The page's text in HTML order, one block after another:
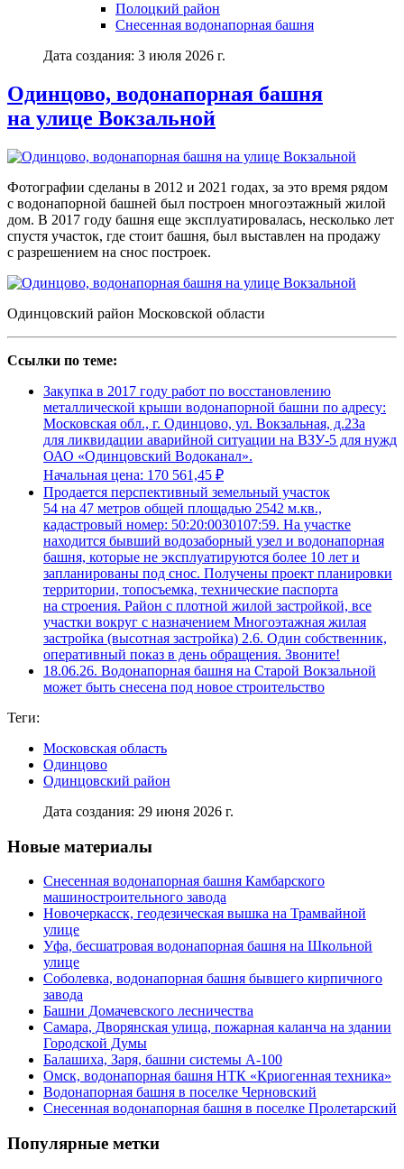
Полоцкий район
Снесенная водонапорная башня
Дата создания: 3 июля 2026 г.
Одинцово, водонапорная башня
на улице Вокзальной
Фотографии сделаны в 2012 и 2021 годах, за это время рядом
с водонапорной башней был построен многоэтажный жилой
дом. В 2017 году башня еще эксплуатировалась, несколько лет
спустя участок, где стоит башня, был выставлен на продажу
с разрешением на снос построек.
Одинцовский район Московской области
Ссылки по теме:
Закупка в 2017 году работ по восстановлению
металлической крыши водонапорной башни по адресу:
Московская обл., г. Одинцово, ул. Вокзальная, д.23а
для ликвидации аварийной ситуации на ВЗУ-5 для нужд
ОАО «Одинцовский Водоканал».
Начальная цена: 170 561,45 ₽
Продается перспективный земельный участок
54 нa 47 метров общей площадью 2542 м.кв.,
кадастровый номер: 50:20:0030107:59. На участке
находится бывший водозаборный узел и водонапорная
башня, которые не эксплуатируются более 10 лет и
запланированы под снос. Получены проект планировки
территории, топосъемка, технические паспорта
на строения. Район с плотной жилой застройкой, все
участки вокруг с назначением Многоэтажная жилая
застройка (высотная застройка) 2.6. Один собственник,
оперативный показ в день обращения. Звоните!
18.06.26. Водонапорная башня на Старой Вокзальной
может быть снесена под новое строительство
Теги:
Московская область
Одинцово
Одинцовский район
Дата создания: 29 июня 2026 г.
Новые материалы
Снесенная водонапорная башня Камбарского
машиностроительного завода
Новочеркасск, геодезическая вышка на Трамвайной
улице
Уфа, бесшатровая водонапорная башня на Школьной
улице
Соболевка, водонапорная башня бывшего кирпичного
завода
Башни Домачевского лесничества
Самара, Дворянская улица, пожарная каланча на здании
Городской Думы
Балашиха, Заря, башни системы А-100
Омск, водонапорная башня НТК «Криогенная техника»
Водонапорная башня в поселке Черновский
Снесенная водонапорная башня в поселке Пролетарский
Популярные метки